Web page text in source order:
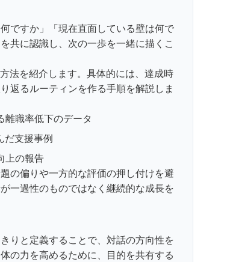
ですか」「現在直面している壁は何で
共に認識し、次の一歩を一緒に描くこ
法を紹介します。具体的には、達成時
返るルーティンを作る手順を解説しま
離職率低下のデータ
だ支援事例
上の報告
の偏りや一方的な評価の押し付けを避
一過性のものではなく継続的な成長を
りと定義することで、対話の方向性を
の力を高めるために、目的を共有する